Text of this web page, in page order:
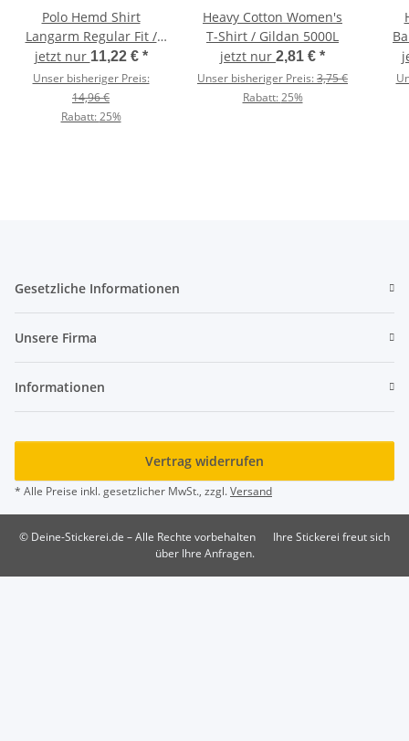
Polo Hemd Shirt
Langarm Regular Fit /
Jerzees 610M
jetzt nur 11,22 € *
Unser bisheriger Preis:
14,96 €
Rabatt:25%
Heavy Cotton Women's
T-Shirt / Gildan 5000L
jetzt nur 2,81 € *
Unser bisheriger Preis:3,75 €
Rabatt:25%
Gesetzliche Informationen
Unsere Firma
Informationen
Vertrag widerrufen
* Alle Preise inkl. gesetzlicher MwSt., zzgl.Versand
© Deine-Stickerei.de – Alle Rechte vorbehalten
Ihre Stickerei freut sich
über Ihre Anfragen.